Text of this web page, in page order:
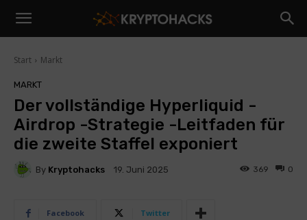
Start Markt
MARKT
Der vollständige Hyperliquid -
Airdrop -Strategie -Leitfaden für
die zweite Staffel exponiert
By Kryptohacks 19. Juni 2025 0
369
Facebook Twitter